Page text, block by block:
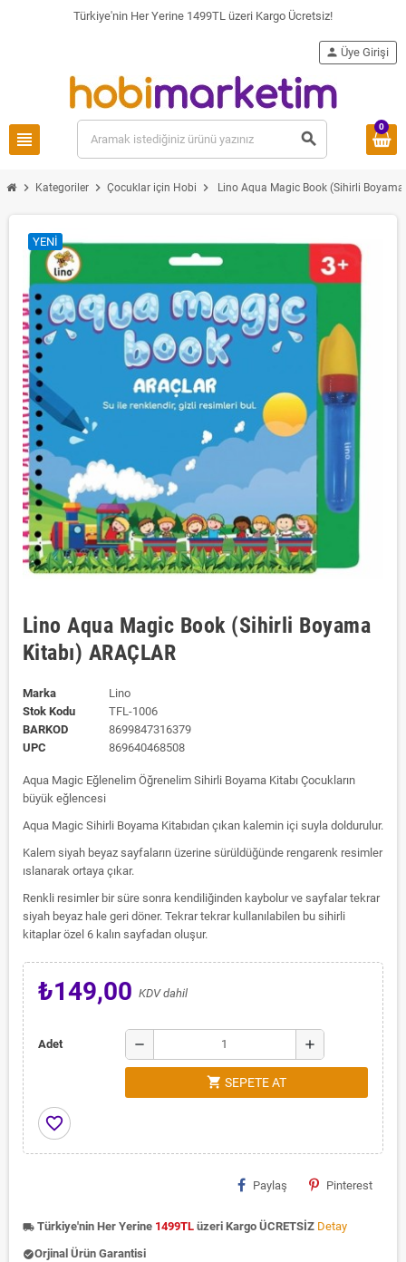
Türkiye'nin Her Yerine 1499TL üzeri Kargo Ücretsiz!
view_headline search
person Üye Girişi
0
chevron_right Kategoriler chevron_right Çocuklar için Hobi chevron_right Lino Aqua Magic Book (Sihirli Boyama
YENI
Lino Aqua Magic Book (Sihirli Boyama
Kitabı) ARAÇLAR
Marka
Lino
Stok Kodu
TFL-1006
BARKOD
8699847316379
UPC
869640468508
Aqua Magic Eğlenelim Öğrenelim Sihirli Boyama Kitabı Çocukların
büyük eğlencesi
Aqua Magic Sihirli Boyama Kitabıdan çıkan kalemin içi suyla doldurulur.
Kalem siyah beyaz sayfaların üzerine sürüldüğünde rengarenk resimler
ıslanarak ortaya çıkar.
Renkli resimler bir süre sonra kendiliğinden kaybolur ve sayfalar tekrar
siyah beyaz hale geri döner. Tekrar tekrar kullanılabilen bu sihirli
kitaplar özel 6 kalın sayfadan oluşur.
₺149,00 KDV dahil
Adet remove add
shopping_cart SEPETE AT
favorite_border
Paylaş Pinterest
local_shipping Türkiye'nin Her Yerine 1499TL üzeri Kargo ÜCRETSİZ Detay
check_circleOrjinal Ürün Garantisi